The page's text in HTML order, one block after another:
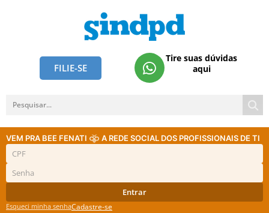
FILIE-SE
Tire suas dúvidas
aqui
VEM PRA BEE FENATI A REDE SOCIAL DOS PROFISSIONAIS DE TI
Entrar
Esqueci minha senhaCadastre-se